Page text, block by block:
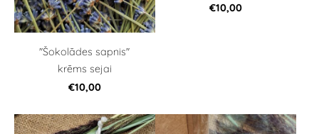
"Šokolādes sapnis"
krēms sejai
€10,00
€10,00